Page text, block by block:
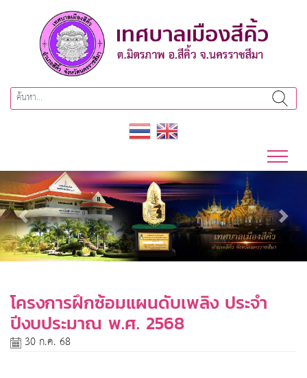
Previous Next
โครงการฝึกซ้อมแผนดับเพลิง ประจำ
ปีงบประมาณ พ.ศ. 2568
30 ก.ค. 68